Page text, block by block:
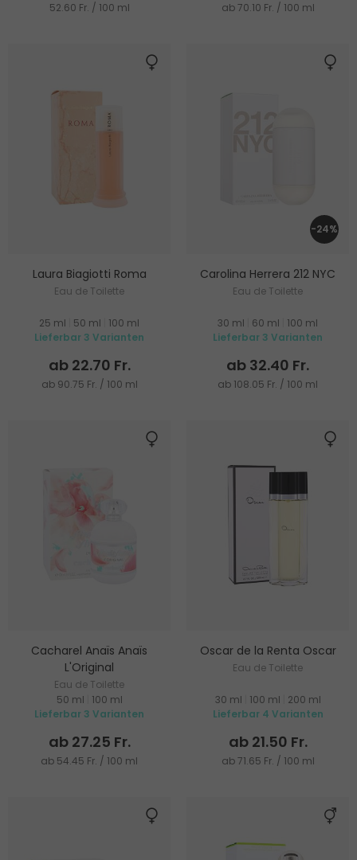
52.60 Fr. / 100 ml ab 70.10 Fr. / 100 ml
Laura Biagiotti Roma
Eau de Toilette
25 ml 50 ml
100 ml
Lieferbar 3 Varianten
ab 22.70 Fr.
ab 90.75 Fr. / 100 ml
-24%
Carolina Herrera 212 NYC
Eau de Toilette
30 ml 60 ml
100 ml
Lieferbar 3 Varianten
ab 32.40 Fr.
ab 108.05 Fr. / 100 ml
Cacharel Anaïs Anaïs
L'Original
Eau de Toilette
50 ml
100 ml
Lieferbar 3 Varianten
ab 27.25 Fr.
ab 54.45 Fr. / 100 ml
Oscar de la Renta Oscar
Eau de Toilette
30 ml 100 ml
200 ml
Lieferbar 4 Varianten
ab 21.50 Fr.
ab 71.65 Fr. / 100 ml